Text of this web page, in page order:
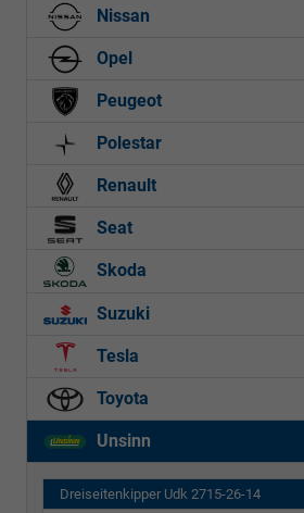
Nissan
Opel
Peugeot
Polestar
Renault
Seat
Skoda
Suzuki
Tesla
Toyota
Unsinn
Dreiseitenkipper Udk 2715-26-14